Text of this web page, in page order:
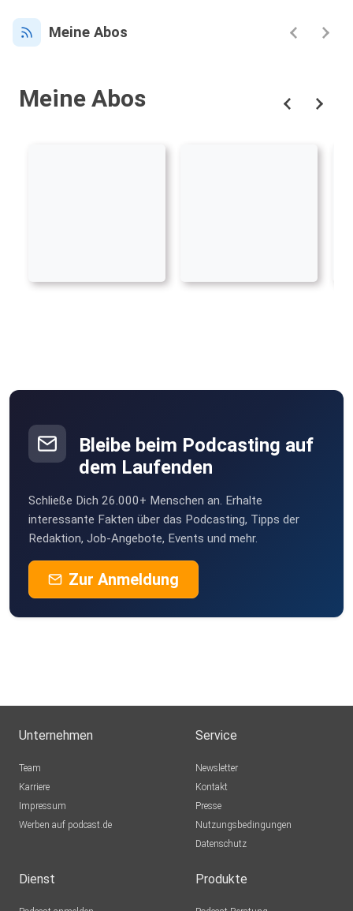
Meine Abos
Meine Abos
Bleibe beim Podcasting auf
dem Laufenden
Schließe Dich 26.000+ Menschen an. Erhalte
interessante Fakten über das Podcasting, Tipps der
Redaktion, Job-Angebote, Events und mehr.
Zur Anmeldung
Unternehmen
Team
Karriere
Impressum
Werben auf podcast.de
Service
Newsletter
Kontakt
Presse
Nutzungsbedingungen
Datenschutz
Dienst Produkte